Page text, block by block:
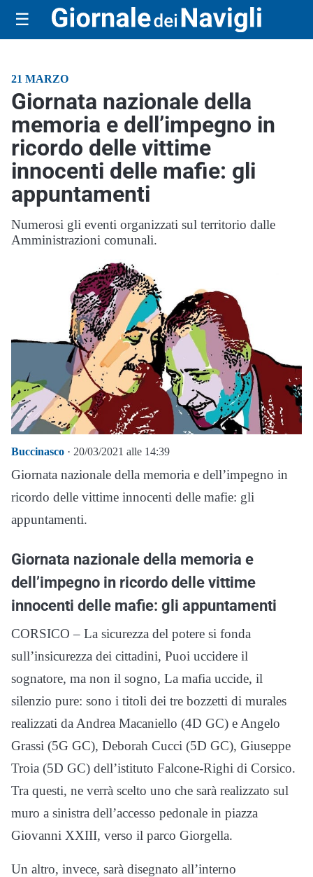
☰
21 MARZO
Giornata nazionale della
memoria e dell’impegno in
ricordo delle vittime
innocenti delle mafie: gli
appuntamenti
Numerosi gli eventi organizzati sul territorio dalle
Amministrazioni comunali.
Buccinasco · 20/03/2021 alle 14:39
Giornata nazionale della memoria e dell’impegno in
ricordo delle vittime innocenti delle mafie: gli
appuntamenti.
Giornata nazionale della memoria e
dell’impegno in ricordo delle vittime
innocenti delle mafie: gli appuntamenti
CORSICO – La sicurezza del potere si fonda
sull’insicurezza dei cittadini, Puoi uccidere il
sognatore, ma non il sogno, La mafia uccide, il
silenzio pure: sono i titoli dei tre bozzetti di murales
realizzati da Andrea Macaniello (4D GC) e Angelo
Grassi (5G GC), Deborah Cucci (5D GC), Giuseppe
Troia (5D GC) dell’istituto Falcone-Righi di Corsico.
Tra questi, ne verrà scelto uno che sarà realizzato sul
muro a sinistra dell’accesso pedonale in piazza
Giovanni XXIII, verso il parco Giorgella.
Un altro, invece, sarà disegnato all’interno